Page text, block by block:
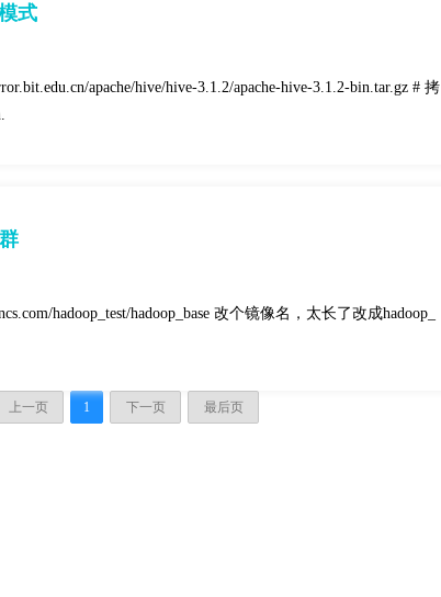
式
apache/hive/hive-3.1.2/apache-hive-3.1.2-bin.tar.gz # 拷
hadoop_test/hadoop_base 改个镜像名，太长了改成hadoop_
上一页 1 下一页 最后页